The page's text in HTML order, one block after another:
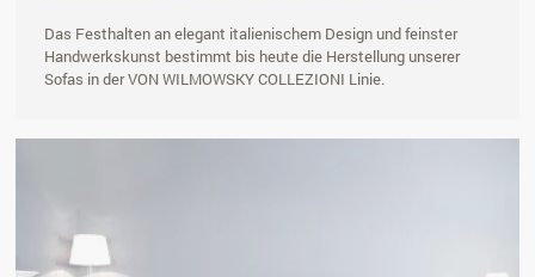
Das Festhalten an elegant italienischem Design und feinster
Handwerkskunst bestimmt bis heute die Herstellung unserer
Sofas in der VON WILMOWSKY COLLEZIONI Linie.